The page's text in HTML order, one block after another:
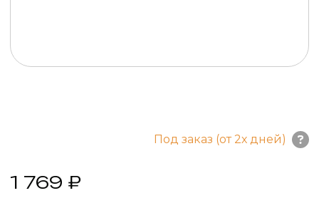
Под заказ (от 2х дней)
1 769 ₽